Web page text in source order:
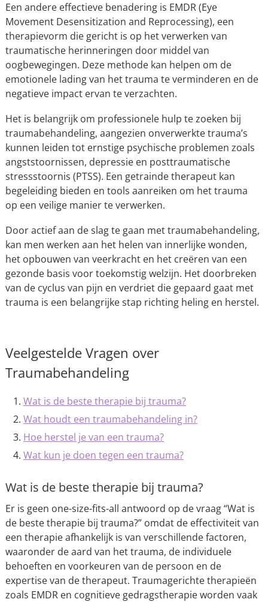
Een andere effectieve benadering is EMDR (Eye
Movement Desensitization and Reprocessing), een
therapievorm die gericht is op het verwerken van
traumatische herinneringen door middel van
oogbewegingen. Deze methode kan helpen om de
emotionele lading van het trauma te verminderen en de
negatieve impact ervan te verzachten.
Het is belangrijk om professionele hulp te zoeken bij
traumabehandeling, aangezien onverwerkte trauma’s
kunnen leiden tot ernstige psychische problemen zoals
angststoornissen, depressie en posttraumatische
stressstoornis (PTSS). Een getrainde therapeut kan
begeleiding bieden en tools aanreiken om het trauma
op een veilige manier te verwerken.
Door actief aan de slag te gaan met traumabehandeling,
kan men werken aan het helen van innerlijke wonden,
het opbouwen van veerkracht en het creëren van een
gezonde basis voor toekomstig welzijn. Het doorbreken
van de cyclus van pijn en verdriet die gepaard gaat met
trauma is een belangrijke stap richting heling en herstel.
Veelgestelde Vragen over
Traumabehandeling
Wat is de beste therapie bij trauma?
Wat houdt een traumabehandeling in?
Hoe herstel je van een trauma?
Wat kun je doen tegen een trauma?
Wat is de beste therapie bij trauma?
Er is geen one-size-fits-all antwoord op de vraag “Wat is
de beste therapie bij trauma?” omdat de effectiviteit van
een therapie afhankelijk is van verschillende factoren,
waaronder de aard van het trauma, de individuele
behoeften en voorkeuren van de persoon en de
expertise van de therapeut. Traumagerichte therapieën
zoals EMDR en cognitieve gedragstherapie worden vaak